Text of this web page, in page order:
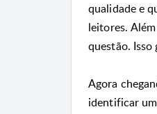
qualidade e
leitores.
questão. Isso
Agora
identificar